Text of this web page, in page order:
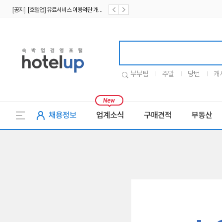
부부팀 주말 당번 캐
채용정보 업계소식 구매견적 부동산